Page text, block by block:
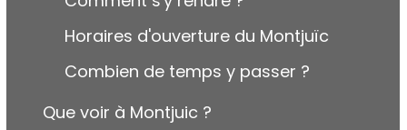
Horaires d'ouverture du Montjuïc
Combien de temps y passer ?
Que voir à Montjuic ?